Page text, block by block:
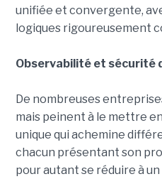
unifiée et convergente,
logiques rigoureusement
Observabilité et sécurité
De nombreuses
mais peinent à le mettre
unique qui achemine
chacun présentant son
pour autant se réduire à